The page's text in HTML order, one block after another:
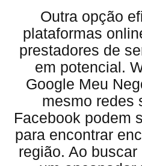
Outra opção
plataformas
prestadores de
em potencial.
Google Meu
mesmo redes
Facebook podem
para encontrar
região. Ao buscar